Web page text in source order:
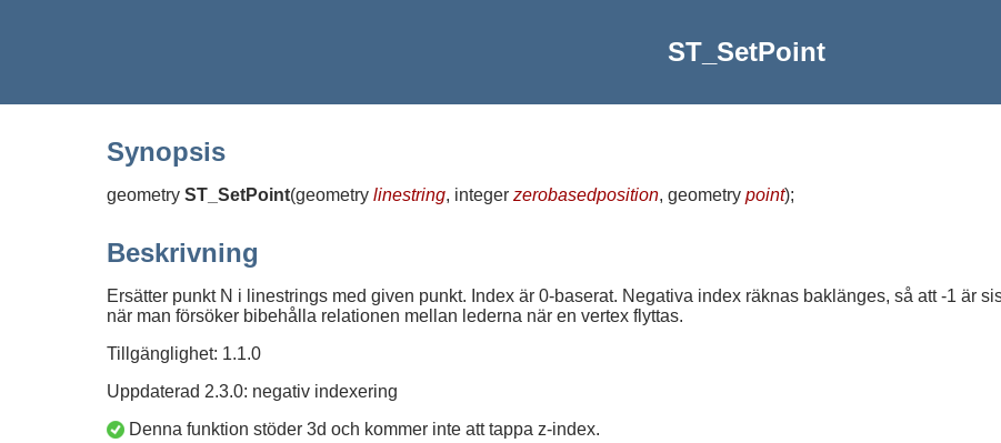
ST_SetPoint
Synopsis
geometry ST_SetPoint(geometry linestring, integer zerobasedposition, geometry point);
Beskrivning
Ersätter punkt N i linestrings med given punkt. Index är 0-baserat. Negativa index räknas baklänges, så att -1 är
när man försöker bibehålla relationen mellan lederna när en vertex flyttas.
Tillgänglighet: 1.1.0
Uppdaterad 2.3.0: negativ indexering
Denna funktion stöder 3d och kommer inte att tappa z-index.